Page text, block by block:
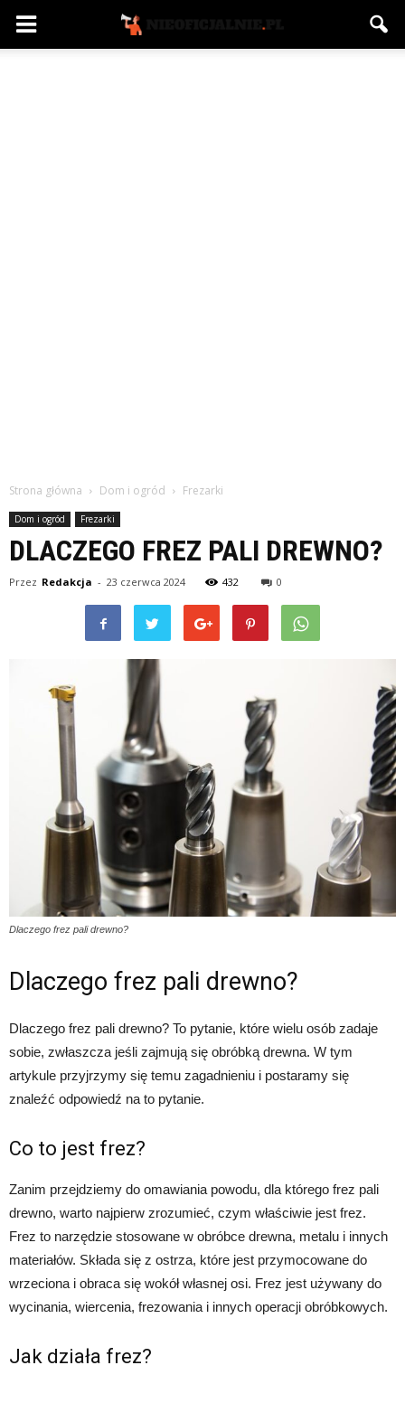
Strona główna Dom i ogród Frezarki
Dom i ogród Frezarki
DLACZEGO FREZ PALI DREWNO?
Przez Redakcja - 23 czerwca 2024 432 0
Dlaczego frez pali drewno?
Dlaczego frez pali drewno?
Dlaczego frez pali drewno? To pytanie, które wielu osób zadaje
sobie, zwłaszcza jeśli zajmują się obróbką drewna. W tym
artykule przyjrzymy się temu zagadnieniu i postaramy się
znaleźć odpowiedź na to pytanie.
Co to jest frez?
Zanim przejdziemy do omawiania powodu, dla którego frez pali
drewno, warto najpierw zrozumieć, czym właściwie jest frez.
Frez to narzędzie stosowane w obróbce drewna, metalu i innych
materiałów. Składa się z ostrza, które jest przymocowane do
wrzeciona i obraca się wokół własnej osi. Frez jest używany do
wycinania, wiercenia, frezowania i innych operacji obróbkowych.
Jak działa frez?